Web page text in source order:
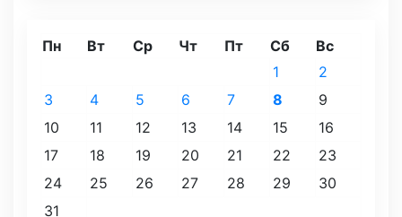
Пн Вт Ср Чт Пт Сб Вс
1
2
3
4 5 6 7 8
9
10
11 12 13 14 15
16
17
18 19 20 21 22
23
24
25 26 27 28 29
30
31